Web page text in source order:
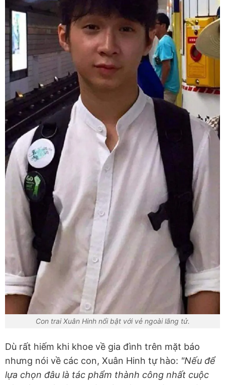
Con trai Xuân Hinh nổi bật với vẻ ngoài lãng tử.
Dù rất hiếm khi khoe về gia đình trên mặt báo
nhưng nói về các con, Xuân Hinh tự hào: "Nếu để
lựa chọn đâu là tác phẩm thành công nhất cuộc